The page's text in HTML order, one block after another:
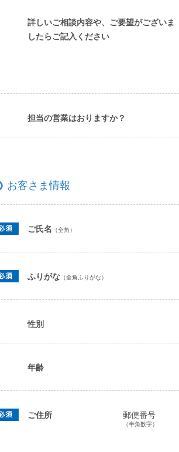
詳しいご相談内容や、ご要望がございま
したらご記入ください
担当の営業はおりますか？
お客さま情報
ご氏名 （全角）
ふりがな （全角ふりがな）
性別
年齢
ご住所 郵便番号
（半角数字）